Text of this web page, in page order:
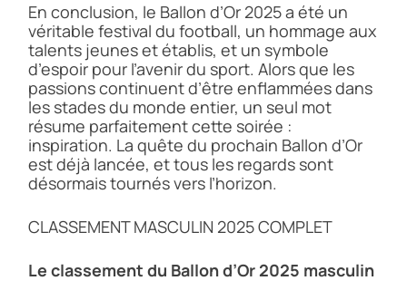
En conclusion, le Ballon d’Or 2025 a été un
véritable festival du football, un hommage aux
talents jeunes et établis, et un symbole
d’espoir pour l’avenir du sport. Alors que les
passions continuent d’être enflammées dans
les stades du monde entier, un seul mot
résume parfaitement cette soirée :
inspiration. La quête du prochain Ballon d’Or
est déjà lancée, et tous les regards sont
désormais tournés vers l’horizon.
CLASSEMENT MASCULIN 2025 COMPLET
Le classement du Ballon d’Or 2025 masculin